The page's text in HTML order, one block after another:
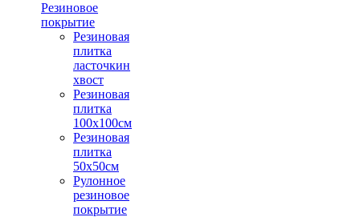
Резиновое
покрытие
Резиновая
плитка
ласточкин
хвост
Резиновая
плитка
100х100см
Резиновая
плитка
50х50см
Рулонное
резиновое
покрытие